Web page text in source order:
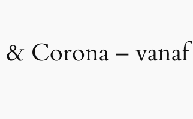
Corona –